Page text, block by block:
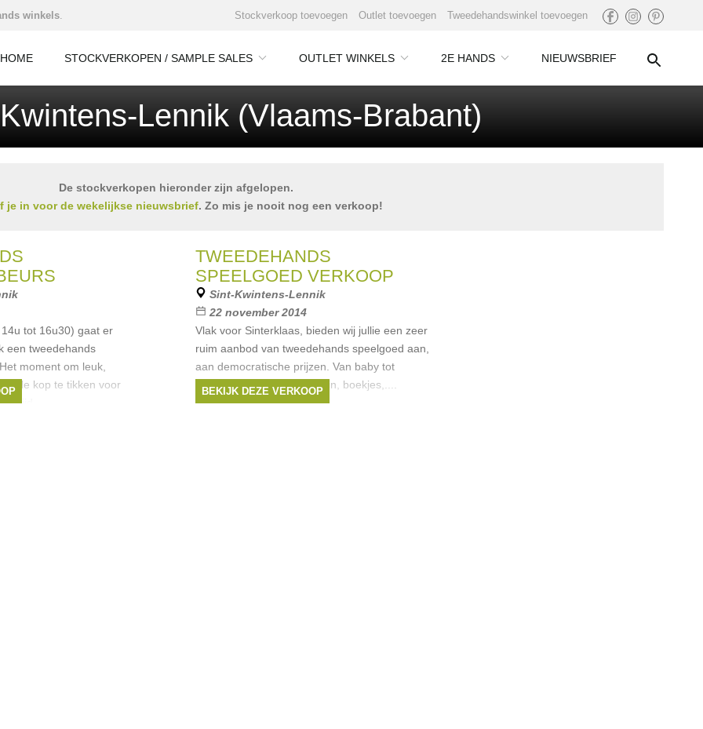
winkels. Stockverkoop toevoegen Outlet toevoegen Tweedehandswinkel toevoegen
HOME STOCKVERKOPEN / SAMPLE SALES OUTLET WINKELS 2E HANDS NIEUWSBRIEF
Lennik (Vlaams-Brabant)
De stockverkopen hieronder zijn afgelopen.
je in voor de wekelijkse nieuwsbrief. Zo mis je nooit nog een verkoop!
tot 16u30) gaat er
een tweedehands
moment om leuk,
de kop te tikken voor
tijd
TWEEDEHANDS
SPEELGOED VERKOOP
Sint-Kwintens-Lennik
22 november 2014
Vlak voor Sinterklaas, bieden wij jullie een zeer
ruim aanbod van tweedehands speelgoed aan,
aan democratische prijzen. Van baby tot
tienerspeelgoed, groot, klein, boekjes,....
kortom heel veel! Tijdens
BEKIJK DEZE VERKOOP